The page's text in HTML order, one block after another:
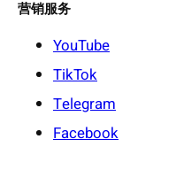
营销服务
YouTube
TikTok
Telegram
Facebook